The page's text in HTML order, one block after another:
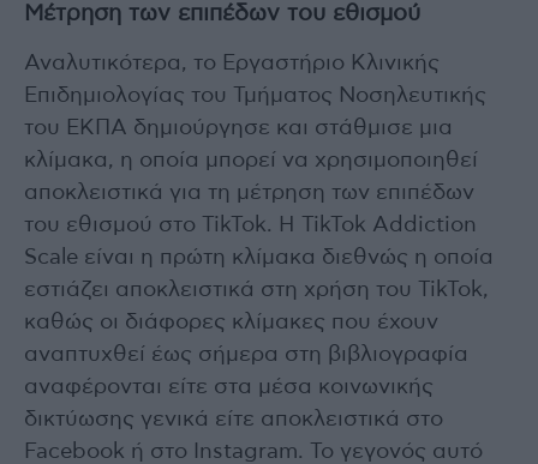
Μέτρηση των επιπέδων του εθισμού
Αναλυτικότερα, το Εργαστήριο Κλινικής
Επιδημιολογίας του Τμήματος Νοσηλευτικής
του ΕΚΠΑ δημιούργησε και στάθμισε μια
κλίμακα, η οποία μπορεί να χρησιμοποιηθεί
αποκλειστικά για τη μέτρηση των επιπέδων
του εθισμού στο TikTok. Η TikTok Addiction
Scale είναι η πρώτη κλίμακα διεθνώς η οποία
εστιάζει αποκλειστικά στη χρήση του TikTok,
καθώς οι διάφορες κλίμακες που έχουν
αναπτυχθεί έως σήμερα στη βιβλιογραφία
αναφέρονται είτε στα μέσα κοινωνικής
δικτύωσης γενικά είτε αποκλειστικά στο
Facebook ή στο Instagram. Το γεγονός αυτό